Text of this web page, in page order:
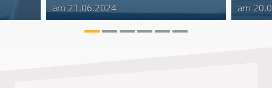
am 21.06.2024 am